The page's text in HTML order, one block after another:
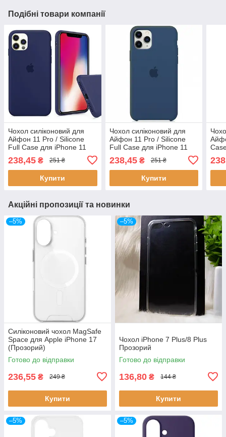
Подібні товари компанії
Чохол силіконовий для
Айфон 11 Pro / Silicone
Full Case для iPhone 11
Dark blue)
238,45 ₴ 251 ₴
Купити
Чохол силіконовий для
Айфон 11 Pro / Silicone
Full Case для iPhone 11
Pro (Синій / Blue cobalth)
238,45₴ 251 ₴
Купити
Акційні пропозиції та новинки
–5%
Силіконовий чохол MagSafe
Space для Apple iPhone 17
(Прозорий)
Готово до відправки
236,55 ₴ 249 ₴
Купити
–5%
Чохол iPhone 7 Plus/8 Plus
Прозорий
Готово до відправки
136,80 ₴ 144 ₴
Купити
–5% –5%